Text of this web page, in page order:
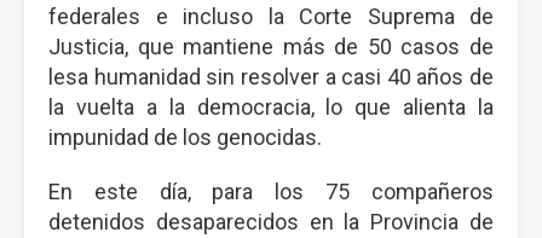
federales e incluso la Corte Suprema de
Justicia, que mantiene más de 50 casos de
lesa humanidad sin resolver a casi 40 años de
la vuelta a la democracia, lo que alienta la
impunidad de los genocidas.
En este día, para los 75 compañeros
detenidos desaparecidos en la Provincia de